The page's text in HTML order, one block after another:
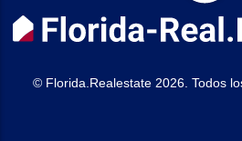
© Florida.Realestate 2026. Todos